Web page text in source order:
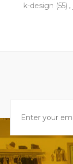
k-design (55) ,